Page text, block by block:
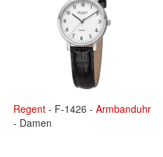
Regent - F-1426 - Armbanduhr
- Damen